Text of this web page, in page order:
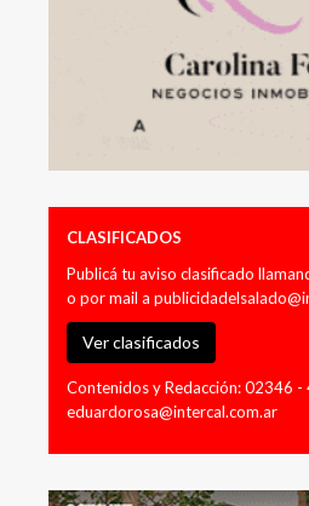
CLASIFICADOS
Publicá tu aviso clasificado
o por mail a
Ver clasificados
Contenidos y Redacción: 02346
eduardorosa@intercal.com.ar